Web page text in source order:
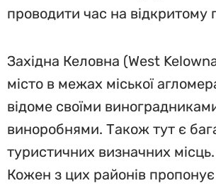
проводити час на відкритому
Західна Келовна (West
місто в межах міської
відоме своїми
виноробнями. Також тут є
туристичних визначних місць.
Кожен з цих районів пропонує